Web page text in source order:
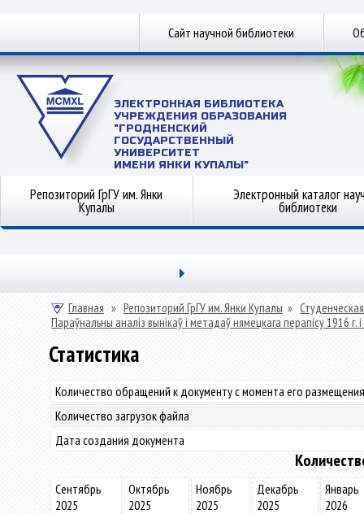
Сайт научной библиотеки
ЭЛЕКТРОННАЯ БИБЛИОТЕКА
УЧРЕЖДЕНИЯ ОБРАЗОВАНИЯ
"ГРОДНЕНСКИЙ
ГОСУДАРСТВЕННЫЙ
УНИВЕРСИТЕТ
ИМЕНИ ЯНКИ КУПАЛЫ"
Репозиторий ГрГУ им. Янки
Купалы
Электронный каталог
библиотеки
Главная » Репозиторий ГрГУ им. Янки Купалы »
Параўнальны аналіз вынікаў і метадаў нямецкага перапісу 1916
Статистика
Количество обращений к документу с момента его
Количество загрузок файла
Дата создания документа
Сентябрь
2025
Октябрь
2025
Ноябрь
2025
Декабрь
2025
Январь
2026